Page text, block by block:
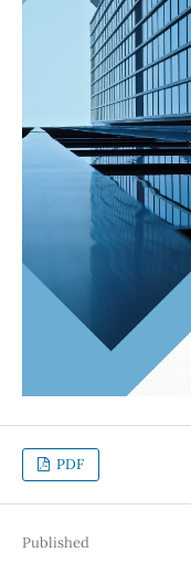
PDF
Published